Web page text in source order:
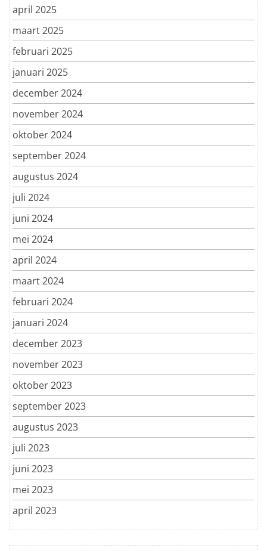
april 2025
maart 2025
februari 2025
januari 2025
december 2024
november 2024
oktober 2024
september 2024
augustus 2024
juli 2024
juni 2024
mei 2024
april 2024
maart 2024
februari 2024
januari 2024
december 2023
november 2023
oktober 2023
september 2023
augustus 2023
juli 2023
juni 2023
mei 2023
april 2023